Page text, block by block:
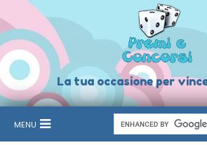
La tua occasione per
MENU